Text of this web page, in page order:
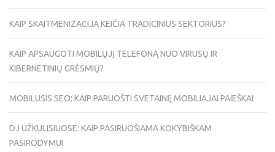
KAIP SKAITMENIZACIJA KEIČIA TRADICINIUS SEKTORIUS?
KAIP APSAUGOTI MOBILŲJĮ TELEFONĄ NUO VIRUSŲ IR
KIBERNETINIŲ GRĖSMIŲ?
MOBILUSIS SEO: KAIP PARUOŠTI SVETAINĘ MOBILIAJAI PAIEŠKAI
DJ UŽKULISIUOSE: KAIP PASIRUOŠIAMA KOKYBIŠKAM
PASIRODYMUI